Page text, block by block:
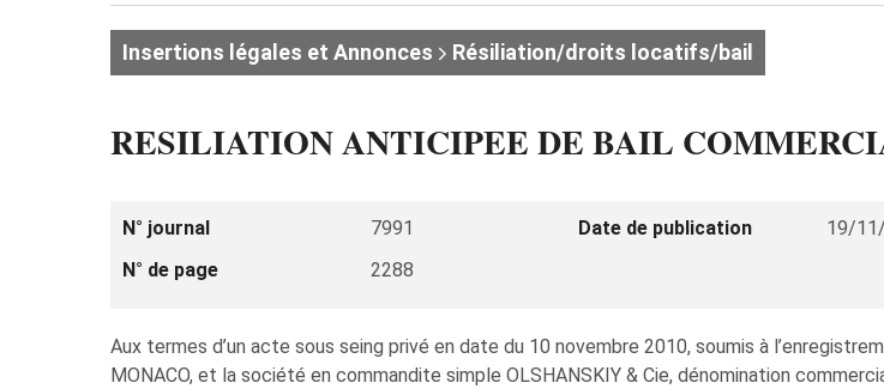
Insertions légales et Annonces Résiliation/droits locatifs/bail
RESILIATION ANTICIPEE DE BAIL
N° journal 7991 Date de publication 19/
N° de page
2288
Aux termes d’un acte sous seing privé en date du 10 novembre 2010, soumis à
MONACO, et la société en commandite simple OLSHANSKIY & Cie, dénomination